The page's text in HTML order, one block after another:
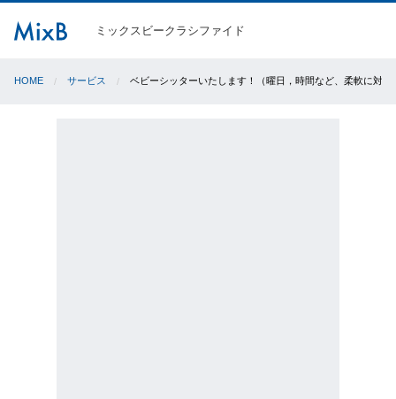
ミックスビークラシファイド
HOME サービス ベビーシッターいたします！（曜日，時間など、柔軟に対応